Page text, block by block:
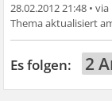
28.02.2012 21:48 •
2